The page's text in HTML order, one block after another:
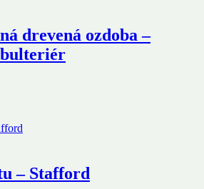
drevená ozdoba –
– Stafford